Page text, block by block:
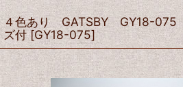
４色あり GATSBY GY18-
ズ付 [GY18-075]